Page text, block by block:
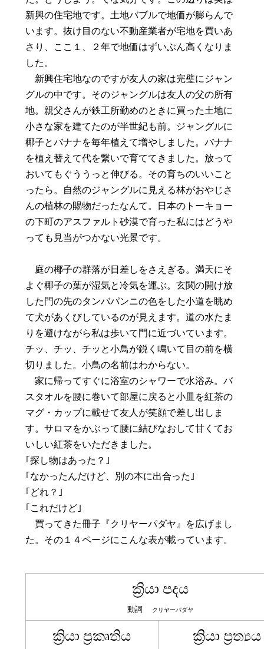
新興の住宅地です。土地バブルで地価が膨らんで
います。抜け目のない不動産業者が宅地を買いあ
さり、ここ１、２年で地価はずいぶん高くなりま
した。
新興住宅地なのですが友人の家は完璧にジャン
グルの中です。そのジャングルは友人の父の所有
地。親父さんが鉄工所勤めのときに買った土地に
小さな家を建てたのが半世紀も前。ジャングルに
椰子とバナナを毎年植えて増やしました。バナナ
を植え替えて代を繋いで育ててきました。放って
おいてもぐううっと伸びる。その育ちのいいこと
ったら。自然のジャングルに見える林がおやじさ
んの植林の賜物だったなんて。日本のトーキョー
の下町のアスファルト砂漠で育った私にはどうや
っても見当がつかない光景です。
庭の椰子の群落が日差しをさえぎる。満天にそ
よぐ椰子の葉が湿気と冷気を運ぶ。玄関の開け放
した門の先のタンバパンニの色をした小道を眺め
て犬があくびしているのが見えます。道の水たま
りを避けながら私は歩いて門に近づいています。
チッ、チッ、チッと小鳥が鋭く鳴いて目の前を横
切りました。小鳥の名前はわからない。
家に帰ってすぐに浴室のシャワーで水浴み。バ
スタオルを腰に巻いて部屋に戻ると小皿を紅茶の
マグ・カップに載せて友人が笑顔で差し出しま
す。サロマをかぶって腰に結びなおして甘くてお
いしい紅茶をいただきました。
｢探し物はあった？｣
｢なかったんだけど、別の本に出合った｣
｢どれ？｣
｢これだけど｣
買ってきた冊子『クリヤーパダヤ』を広げまし
た。その１４ページにこんな表が載っています。
ක්‍රියා පදය
動詞 クリヤーパダヤ
ක්‍රියා ප්‍රකෘතිය ක්‍රියා ප්‍රත්‍යය